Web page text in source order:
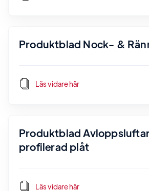
Produktblad Nock- &
Läs vidare här
Produktblad
profilerad plåt
Läs vidare här